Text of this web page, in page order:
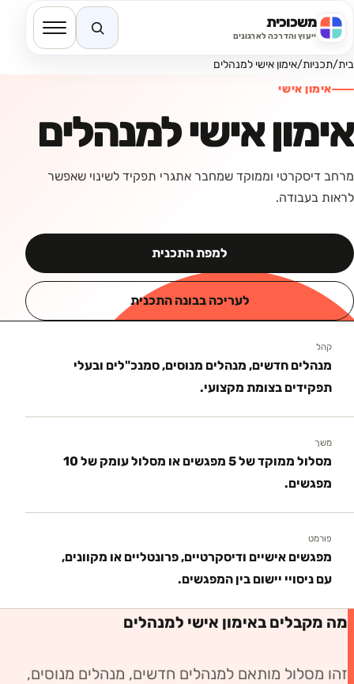
משכוכית
ייעוץ והדרכה לארגוניםחיפוש באתר
בית/תכניות/אימון אישי למנהלים
אימון אישי
אימון אישי למנהלים
מרחב דיסקרטי וממוקד שמחבר אתגרי תפקיד לשינוי שאפשר
לראות בעבודה.
למפת התכנית
לעריכה בבונה התכנית
קהל
מנהלים חדשים, מנהלים מנוסים, סמנכ"לים ובעלי
תפקידים בצומת מקצועי.
משך
מסלול ממוקד של 5 מפגשים או מסלול עומק של 10
מפגשים.
פורמט
מפגשים אישיים ודיסקרטיים, פרונטליים או מקוונים,
עם ניסויי יישום בין המפגשים.
מה מקבלים באימון אישי למנהלים
זהו מסלול מותאם למנהלים חדשים, מנהלים מנוסים,